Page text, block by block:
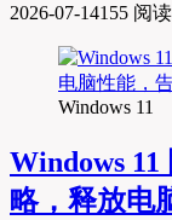
2026-07-14155 阅读
Windows 11
Windows
略，释放电